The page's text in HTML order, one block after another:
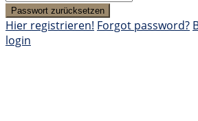
Passwort zurücksetzen
Hier registrieren! Forgot password?
login